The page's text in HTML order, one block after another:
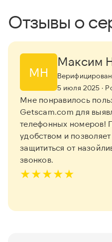
Отзывы о
МН
Максим
5 июля 2025 ·
Мне понравилось
Getscam.com для
телефонных номеров!
удобством и
защититься от
звонков.
★★★★★